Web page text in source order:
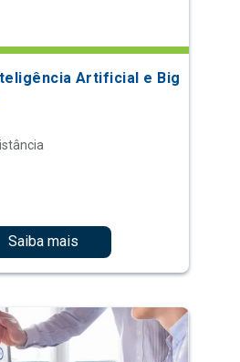
Artificial e Big
Saiba mais